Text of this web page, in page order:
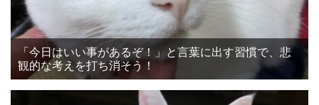
「今日はいい事があるぞ！」と言葉に出す習慣で、悲
観的な考えを打ち消そう！